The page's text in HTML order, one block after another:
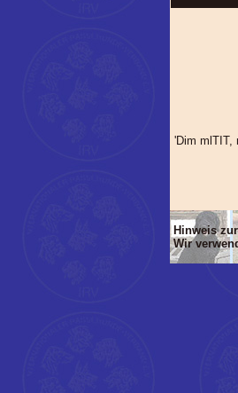
Hinweis
Wir
'Dim mlTIT,